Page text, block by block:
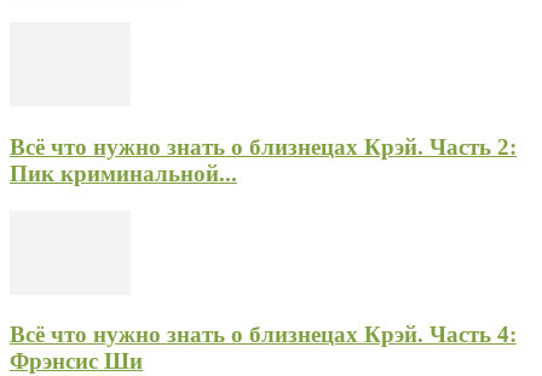
Всё что нужно знать о близнецах Крэй. Часть 2:
Пик криминальной...
Всё что нужно знать о близнецах Крэй. Часть 4:
Фрэнсис Ши